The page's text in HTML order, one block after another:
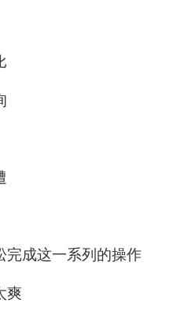
完成这一系列的操作
爽